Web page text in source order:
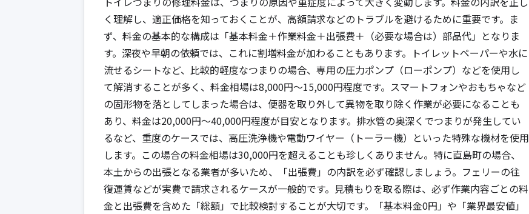
く理解し、適正価格を知っておくことが、高額請求などのトラブルを避けるために重要です。ま
ず、料金の基本的な構成は「基本料金＋作業料金＋出張費＋（必要な場合は）部品代」となりま
す。深夜や早朝の依頼では、これに割増料金が加わることもあります。トイレットペーパーや水に
流せるシートなど、比較的軽度なつまりの場合、専用の圧力ポンプ（ローポンプ）などを使用し
て解消することが多く、料金相場は8,000円～15,000円程度です。スマートフォンやおもちゃなど
の固形物を落としてしまった場合は、便器を取り外して異物を取り除く作業が必要になることも
あり、料金は20,000円～40,000円程度が目安となります。排水管の奥深くでつまりが発生してい
るなど、重度のケースでは、高圧洗浄機や電動ワイヤー（トーラー機）といった特殊な機材を使用
します。この場合の料金相場は30,000円を超えることも珍しくありません。特に直島町の場合、
本土からの出張となる業者が多いため、「出張費」の内訳を必ず確認しましょう。フェリーの往
復運賃などが実費で請求されるケースが一般的です。見積もりを取る際は、必ず作業内容ごとの料
金と出張費を含めた「総額」で比較検討することが大切です。「基本料金0円」や「業界最安値」